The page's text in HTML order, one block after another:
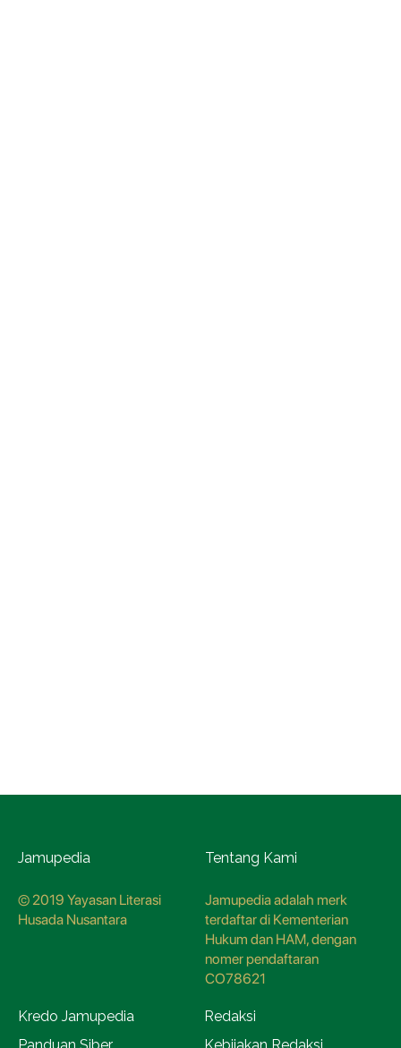
Jamupedia
© 2019 Yayasan Literasi
Husada Nusantara
Tentang Kami
Jamupedia adalah merk
terdaftar di Kementerian
Hukum dan HAM, dengan
nomer pendaftaran
CO78621
Kredo Jamupedia
Redaksi